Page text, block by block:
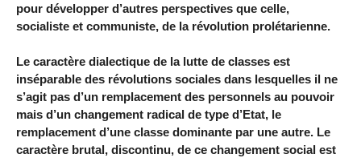
pour développer d’autres perspectives que celle,
socialiste et communiste, de la révolution prolétarienne.
Le caractère dialectique de la lutte de classes est
inséparable des révolutions sociales dans lesquelles il ne
s’agit pas d’un remplacement des personnels au pouvoir
mais d’un changement radical de type d’Etat, le
remplacement d’une classe dominante par une autre. Le
caractère brutal, discontinu, de ce changement social est